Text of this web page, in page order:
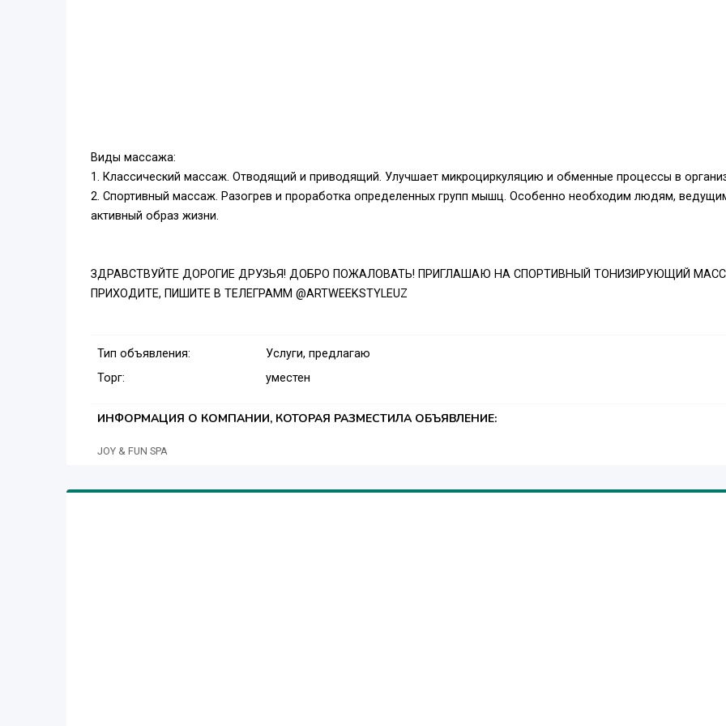
Виды массажа:
1. Классический массаж. Отводящий и приводящий. Улучшает микроциркуляцию и обменные процессы в
2. Спортивный массаж. Разогрев и проработка определенных групп мышц. Особенно необходим людям,
активный образ жизни.
ЗДРАВСТВУЙТЕ ДОРОГИЕ ДРУЗЬЯ! ДОБРО ПОЖАЛОВАТЬ! ПРИГЛАШАЮ НА СПОРТИВНЫЙ ТОНИЗИРУЮЩИЙ
ПРИХОДИТЕ, ПИШИТЕ В ТЕЛЕГРАММ @ARTWEEKSTYLEUZ
Тип объявления:
Услуги, предлагаю
Торг:
уместен
ИНФОРМАЦИЯ О КОМПАНИИ, КОТОРАЯ РАЗМЕСТИЛА ОБЪЯВЛЕНИЕ:
JOY & FUN SPA